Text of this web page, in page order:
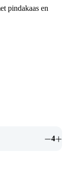
pindakaas en
4